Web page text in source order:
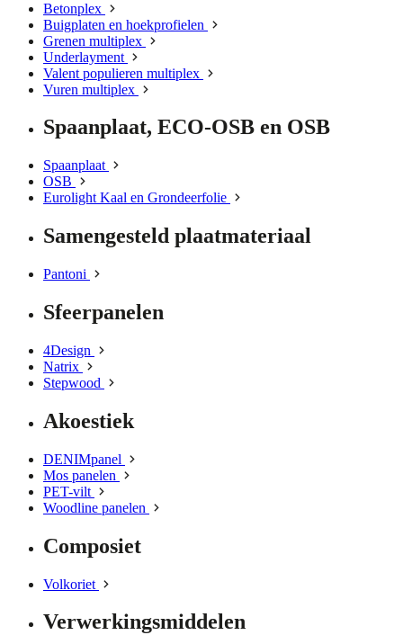
Betonplex
Buigplaten en hoekprofielen
Grenen multiplex
Underlayment
Valent populieren multiplex
Vuren multiplex
Spaanplaat, ECO-OSB en OSB
Spaanplaat
OSB
Eurolight Kaal en Grondeerfolie
Samengesteld plaatmateriaal
Pantoni
Sfeerpanelen
4Design
Natrix
Stepwood
Akoestiek
DENIMpanel
Mos panelen
PET-vilt
Woodline panelen
Composiet
Volkoriet
Verwerkingsmiddelen